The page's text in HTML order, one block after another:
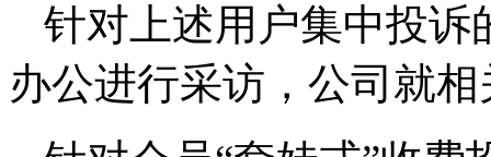
针对上述用户集中投诉
办公进行采访，公司就